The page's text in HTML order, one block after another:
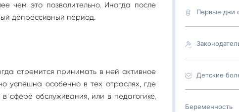
чем это позволительно. Иногда после
депрессивный период.
стремится принимать в ней активное
успешна особенно в тех отраслях, где
сфере обслуживания, или в педагогике,
Первые дни
Детские
Беременность